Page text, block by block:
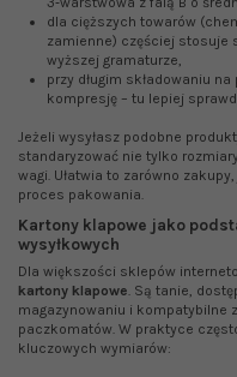
dla cięższych towarów
zamienne) częściej stosuje
wyższej gramaturze,
przy długim składowaniu
kompresję – tu lepiej
Jeżeli wysyłasz podobne
standaryzować nie tylko
wagi. Ułatwia to zarówno
proces pakowania.
Kartony klapowe jako
wysyłkowych
Dla większości sklepów
kartony klapowe. Są tanie,
magazynowaniu i kompatybilne
paczkomatów. W praktyce
kluczowych wymiarów: